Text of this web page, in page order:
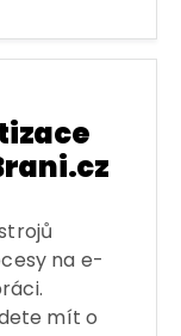
na e-
mít o